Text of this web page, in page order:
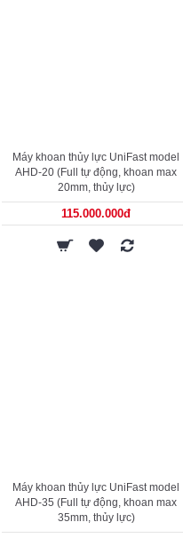
Máy khoan thủy lực UniFast model
AHD-20 (Full tự động, khoan max
20mm, thủy lực)
115.000.000đ
Máy khoan thủy lực UniFast model
AHD-35 (Full tự động, khoan max
35mm, thủy lực)